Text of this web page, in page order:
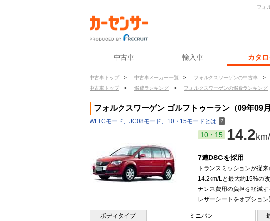
中古車 輸入車 カタロ
中古車トップ > 中古車メーカー一覧 > フォルクスワーゲンの中古車 >
中古車トップ
> 燃費ランキング > フォルクスワーゲンの燃費ランキング
フォ
フォルクスワーゲン ゴルフトゥーラン（09年09
WLTCモード、JC08モード、10・15モードとは ？
10・15 14.2
7速DSGを採用
トランスミッションが従
14.2km/Lと最大約15%の
ナンス費用の負担を軽減
レザーシートをオプション
ボディタイプ ミニバン